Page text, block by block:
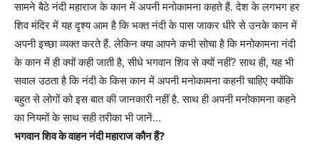
सामने बैठे नंदी महाराज के कान में अपनी मनोकामना कहते हैं. देश के लगभग हर
शिव मंदिर में यह दृश्य आम है कि भक्त नंदी के पास जाकर धीरे से उनके कान में
अपनी इच्छा व्यक्त करते हैं. लेकिन क्या आपने कभी सोचा है कि मनोकामना नंदी
के कान में ही क्यों कही जाती है, सीधे भगवान शिव से क्यों नहीं? साथ ही, यह भी
सवाल उठता है कि नंदी के किस कान में अपनी मनोकामना कहनी चाहिए क्योंकि
बहुत से लोगों को इस बात की जानकारी नहीं है. साथ ही अपनी मनोकामना कहने
का नियमों के साथ सही तरीका भी जानें…
भगवान शिव के वाहन नंदी महाराज कौन हैं?